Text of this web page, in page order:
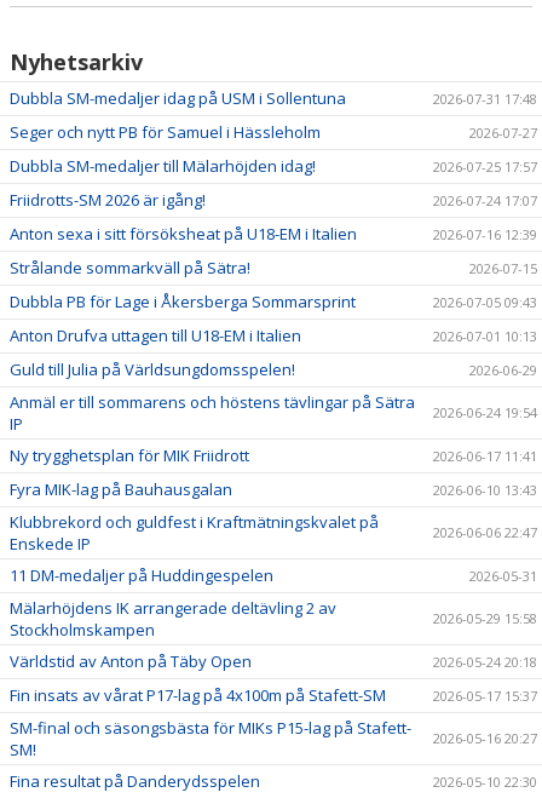
Nyhetsarkiv
Dubbla SM-medaljer idag på USM i Sollentuna 2026-07-31 17:48
Seger och nytt PB för Samuel i Hässleholm 2026-07-27
Dubbla SM-medaljer till Mälarhöjden idag! 2026-07-25 17:57
Friidrotts-SM 2026 är igång! 2026-07-24 17:07
Anton sexa i sitt försöksheat på U18-EM i Italien 2026-07-16 12:39
Strålande sommarkväll på Sätra! 2026-07-15
Dubbla PB för Lage i Åkersberga Sommarsprint 2026-07-05 09:43
Anton Drufva uttagen till U18-EM i Italien 2026-07-01 10:13
Guld till Julia på Världsungdomsspelen! 2026-06-29
Anmäl er till sommarens och höstens tävlingar på Sätra
IP
2026-06-24 19:54
Ny trygghetsplan för MIK Friidrott 2026-06-17 11:41
Fyra MIK-lag på Bauhausgalan 2026-06-10 13:43
Klubbrekord och guldfest i Kraftmätningskvalet på
Enskede IP
2026-06-06 22:47
11 DM-medaljer på Huddingespelen 2026-05-31
Mälarhöjdens IK arrangerade deltävling 2 av
Stockholmskampen
2026-05-29 15:58
Världstid av Anton på Täby Open 2026-05-24 20:18
Fin insats av vårat P17-lag på 4x100m på Stafett-SM 2026-05-17 15:37
SM-final och säsongsbästa för MIKs P15-lag på Stafett-
SM!
2026-05-16 20:27
Fina resultat på Danderydsspelen 2026-05-10 22:30